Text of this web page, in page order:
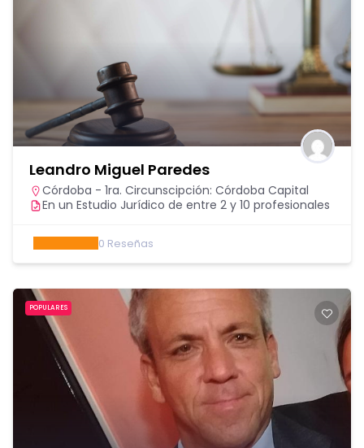
Leandro Miguel Paredes
Córdoba - 1ra. Circunscipción: Córdoba Capital
En un Estudio Jurídico de entre 2 y 10 profesionales
0 Reseñas
POPULARES